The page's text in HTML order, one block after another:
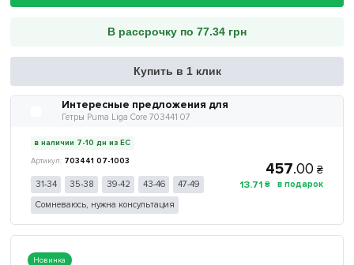
В рассрочку по 77.34 грн
Купить в 1 клик
Интересные предложения для
Гетры Puma Liga Core 703441 07
в наличии 7-10 дн из ЕС
703441 07-1003
31-34 35-38 39-42 43-46 47-49
Сомневаюсь, нужна консультация
457.00 ₴
13.71 ₴
Новинка